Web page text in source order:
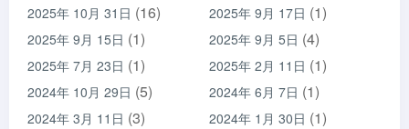
2025年 10月 31日 (16) 2025年 9月 17日 (1)
2025年 9月 15日 (1) 2025年 9月 5日 (4)
2025年 7月 23日 (1) 2025年 2月 11日 (1)
2024年 10月 29日 (5) 2024年 6月 7日 (1)
2024年 3月 11日 (3) 2024年 1月 30日 (1)